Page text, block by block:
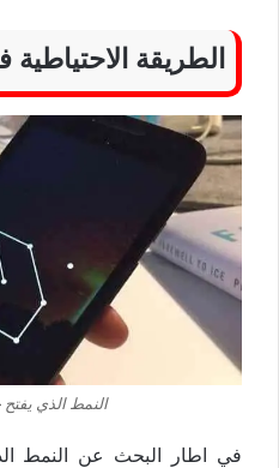
الطريقة
النمط الذي
في اطار البحث عن النمط